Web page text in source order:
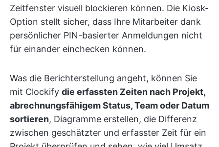
Zeitfenster visuell blockieren können. Die Kiosk-
Option stellt sicher, dass Ihre Mitarbeiter dank
persönlicher PIN-basierter Anmeldungen nicht
für einander einchecken können.
Was die Berichterstellung angeht, können Sie
mit Clockify die erfassten Zeiten nach Projekt,
abrechnungsfähigem Status, Team oder Datum
sortieren, Diagramme erstellen, die Differenz
zwischen geschätzter und erfasster Zeit für ein